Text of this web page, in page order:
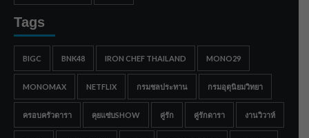
Tags
BIGC BNK48 IRON CHEF THAILAND MONO29
MONOMAX NETFLIX กรมชลประทาน กรมอุตุนิยมวิทยา
ครอบครัวดารา คุยแซ่บSHOW คู่รัก คู่รักดารา งานวิวาห์